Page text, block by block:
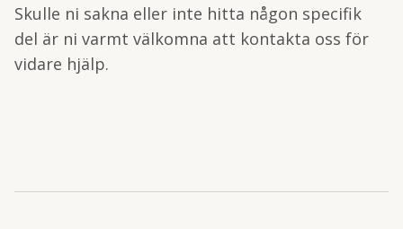
Skulle ni sakna eller inte hitta någon specifik
del är ni varmt välkomna att kontakta oss för
vidare hjälp.